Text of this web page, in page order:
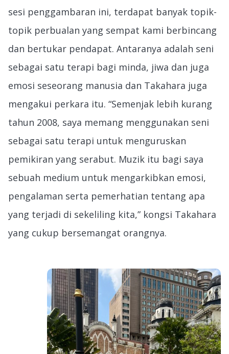
sesi penggambaran ini, terdapat banyak topik-
topik perbualan yang sempat kami berbincang
dan bertukar pendapat. Antaranya adalah seni
sebagai satu terapi bagi minda, jiwa dan juga
emosi seseorang manusia dan Takahara juga
mengakui perkara itu. “Semenjak lebih kurang
tahun 2008, saya memang menggunakan seni
sebagai satu terapi untuk menguruskan
pemikiran yang serabut. Muzik itu bagi saya
sebuah medium untuk mengarkibkan emosi,
pengalaman serta pemerhatian tentang apa
yang terjadi di sekeliling kita,” kongsi Takahara
yang cukup bersemangat orangnya.